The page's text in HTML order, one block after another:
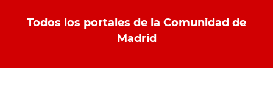
Todos los portales de la Comunidad de
Madrid